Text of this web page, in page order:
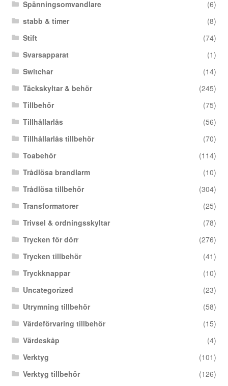
Spänningsomvandlare
(6)
stabb & timer
(8)
Stift
(74)
Svarsapparat
(1)
Switchar
(14)
Täckskyltar & behör
(245)
Tillbehör
(75)
Tillhållarlås
(56)
Tillhållarlås tillbehör
(70)
Toabehör
(114)
Trådlösa brandlarm
(10)
Trådlösa tillbehör
(304)
Transformatorer
(25)
Trivsel & ordningsskyltar
(78)
Trycken för dörr
(276)
Trycken tillbehör
(41)
Tryckknappar
(10)
Uncategorized
(23)
Utrymning tillbehör
(58)
Värdeförvaring tillbehör
(15)
Värdeskåp
(4)
Verktyg
(101)
Verktyg tillbehör
(126)